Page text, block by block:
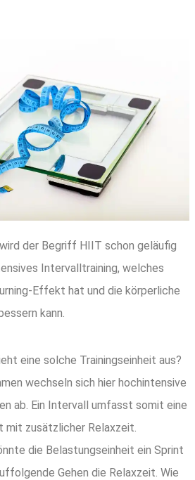
der Begriff HIIT schon geläufig
Intervalltraining, welches
Effekt hat und die körperliche
kann.
eine solche Trainingseinheit aus?
wechseln sich hier hochintensive
ab. Ein Intervall umfasst somit eine
mit zusätzlicher Relaxzeit.
die Belastungseinheit ein Sprint
Gehen die Relaxzeit. Wie